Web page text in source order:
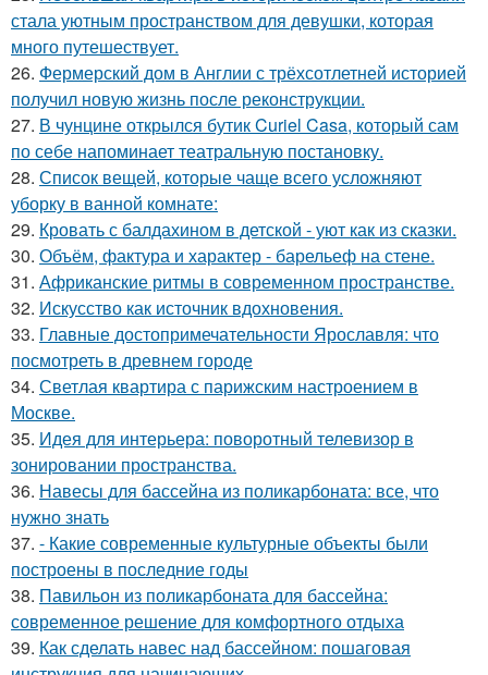
стала уютным пространством для девушки, которая
много путешествует.
26. Фермерский дом в Англии с трёхсотлетней историей
получил новую жизнь после реконструкции.
27. В чунцине открылся бутик Curiel Casa, который сам
по себе напоминает театральную постановку.
28. Список вещей, которые чаще всего усложняют
уборку в ванной комнате:
29. Кровать с балдахином в детской - уют как из сказки.
30. Объём, фактура и характер - барельеф на стене.
31. Африканские ритмы в современном пространстве.
32. Искусство как источник вдохновения.
33. Главные достопримечательности Ярославля: что
посмотреть в древнем городе
34. Светлая квартира с парижским настроением в
Москве.
35. Идея для интерьера: поворотный телевизор в
зонировании пространства.
36. Навесы для бассейна из поликарбоната: все, что
нужно знать
37. - Какие современные культурные объекты были
построены в последние годы
38. Павильон из поликарбоната для бассейна:
современное решение для комфортного отдыха
39. Как сделать навес над бассейном: пошаговая